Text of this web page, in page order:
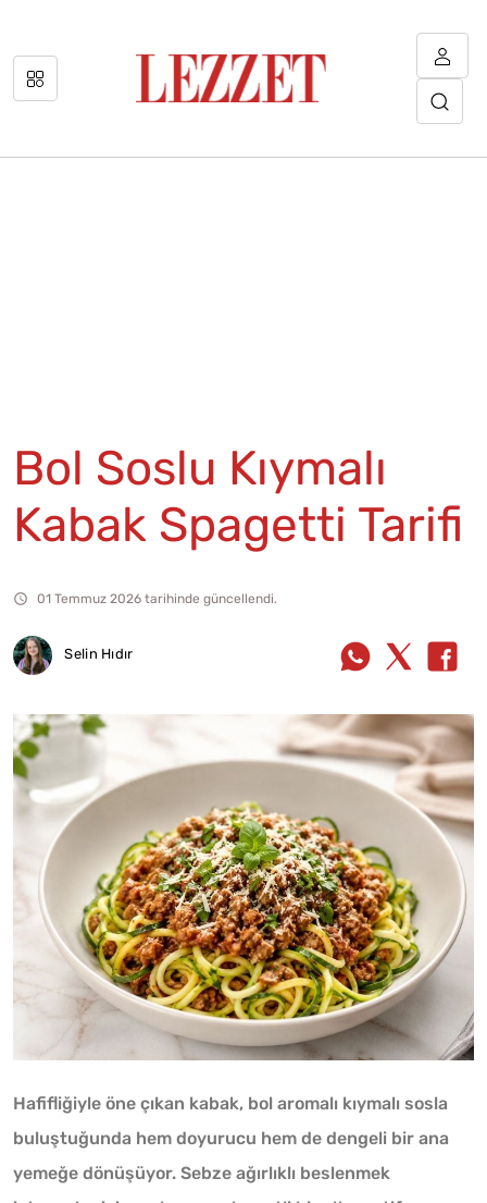
Bol Soslu Kıymalı
Kabak Spagetti Tarifi
01 Temmuz 2026 tarihinde güncellendi.
Selin Hıdır
Hafifliğiyle öne çıkan kabak, bol aromalı kıymalı sosla
buluştuğunda hem doyurucu hem de dengeli bir ana
yemeğe dönüşüyor. Sebze ağırlıklı beslenmek